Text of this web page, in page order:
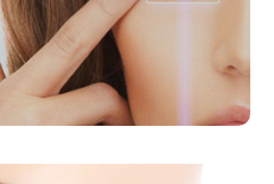
of Switzerland® *